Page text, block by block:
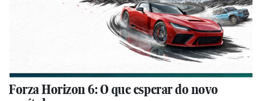
Forza Horizon 6: O que esperar do novo